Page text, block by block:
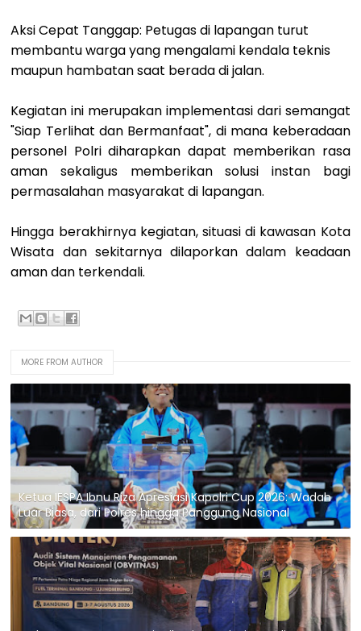
Aksi Cepat Tanggap: Petugas di lapangan turut
membantu warga yang mengalami kendala teknis
maupun hambatan saat berada di jalan.
Kegiatan ini merupakan implementasi dari semangat
"Siap Terlihat dan Bermanfaat", di mana keberadaan
personel Polri diharapkan dapat memberikan rasa
aman sekaligus memberikan solusi instan bagi
permasalahan masyarakat di lapangan.
Hingga berakhirnya kegiatan, situasi di kawasan Kota
Wisata dan sekitarnya dilaporkan dalam keadaan
aman dan terkendali.
MORE FROM AUTHOR
Ketua IESPA Ibnu Riza Apresiasi Kapolri Cup 2026: Wadah
Luar Biasa, dari Polres hingga Panggung Nasional